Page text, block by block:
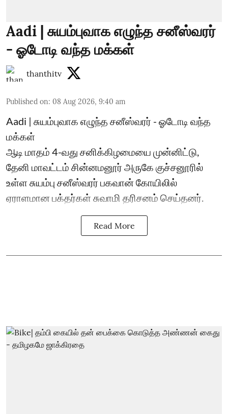
Aadi | சுயம்புவாக எழுந்த சனீஸ்வரர்
- ஓடோடி வந்த மக்கள்
thanthitv
Published on: 08 Aug 2026, 9:40 am
Aadi | சுயம்புவாக எழுந்த சனீஸ்வரர் - ஓடோடி வந்த
மக்கள்
ஆடி மாதம் 4-வது சனிக்கிழமையை முன்னிட்டு,
தேனி மாவட்டம் சின்னமனூர் அருகே குச்சனூரில்
உள்ள சுயம்பு சனீஸ்வரர் பகவான் கோயிலில்
ஏராளமான பக்தர்கள் சுவாமி தரிசனம் செய்தனர்.
Read More